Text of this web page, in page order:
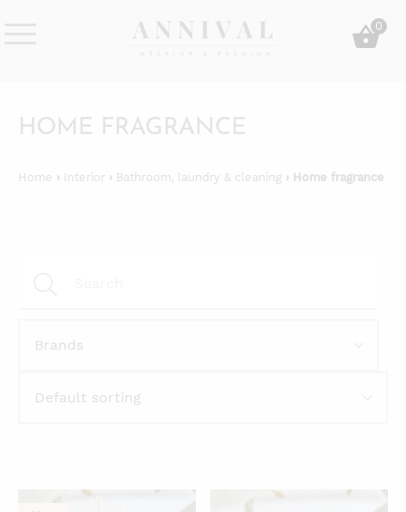
sisustusverkkokauppa
0
HOME FRAGRANCE
Home › Interior › Bathroom, laundry & cleaning › Home fragrance